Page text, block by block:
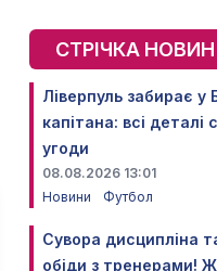
СТРІЧКА НОВИН
Ліверпуль забирає у
капітана: всі деталі
угоди
08.08.2026 13:01
Новини
Футбол
Сувора дисципліна
обіди з тренерами!